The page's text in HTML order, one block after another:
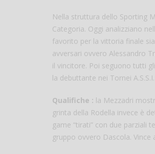
Nella struttura dello Sporting
Categoria. Oggi analizziano
favorito per la vittoria finale
avversari ovvero Alessandro
il vincitore. Poi seguono tutti
la debuttante nei Tornei
Qualifiche : la Mezzadri
grinta della Rodella invece è
game “tirati” con due parziali
gruppo ovvero Dascola. Vince